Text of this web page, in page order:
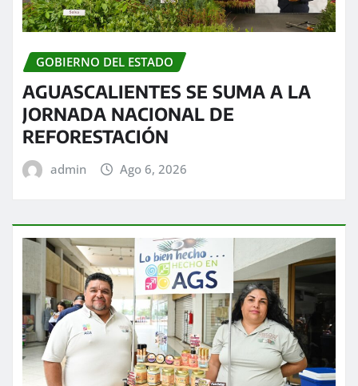
GOBIERNO DEL ESTADO
AGUASCALIENTES SE SUMA A LA
JORNADA NACIONAL DE
REFORESTACIÓN
admin Ago 6, 2026